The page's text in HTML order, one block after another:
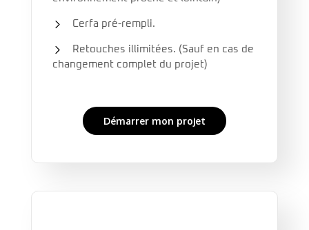
Cerfa pré-rempli.
Retouches illimitées. (Sauf en cas de
changement complet du projet)
Démarrer mon projet